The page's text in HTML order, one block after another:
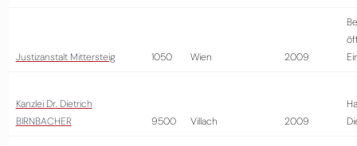
Justizanstalt Mittersteig 1050 Wien 2009
Kanzlei Dr. Dietrich
BIRNBACHER
9500 Villach 2009